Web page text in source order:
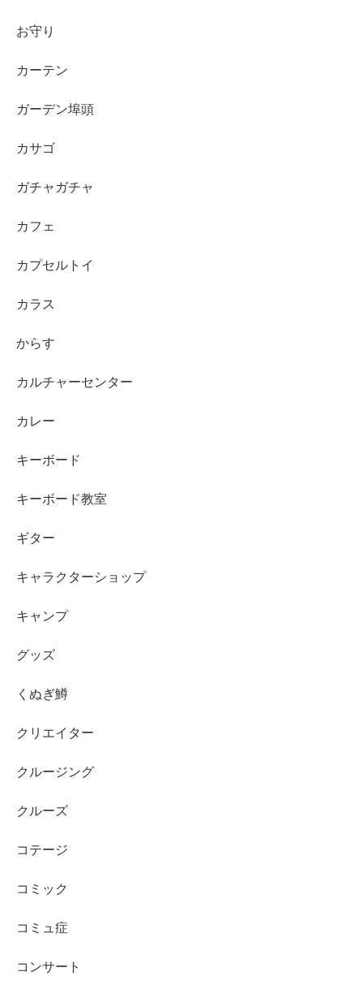
お守り
カーテン
ガーデン埠頭
カサゴ
ガチャガチャ
カフェ
カプセルトイ
カラス
からす
カルチャーセンター
カレー
キーボード
キーボード教室
ギター
キャラクターショップ
キャンプ
グッズ
くぬぎ鱒
クリエイター
クルージング
クルーズ
コテージ
コミック
コミュ症
コンサート